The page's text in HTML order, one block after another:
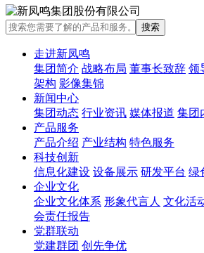
走进新凤鸣
集团简介 战略布局 董事长致辞 领
架构 影像集锦
新闻中心
集团动态 行业资讯 媒体报道 集团
产品服务
产品介绍 产业结构 特色服务
科技创新
信息化建设 设备展示 研发平台 绿
企业文化
企业文化体系 形象代言人 文化活
会责任报告
党群联动
党建群团 创先争优